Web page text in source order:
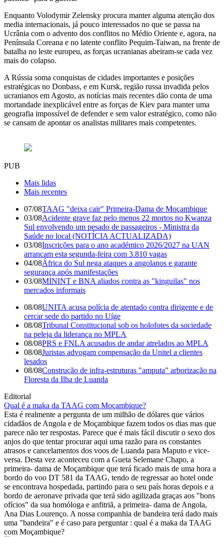
Enquanto Volodymir Zelensky procura manter alguma atenção dos
media internacionais, já pouco interessados no que se passa na
Ucrânia com o advento dos conflitos no Médio Oriente e, agora, na
Península Coreana e no latente conflito Pequim-Taiwan, na frente de
batalha no leste europeu, as forças ucranianas abeiram-se cada vez
mais do colapso.
A Rússia soma conquistas de cidades importantes e posições
estratégicas no Donbass, e em Kursk, região russa invadida pelos
ucranianos em Agosto, as notícias mais recentes dão conta de uma
mortandade inexplicável entre as forças de Kiev para manter uma
geografia impossível de defender e sem valor estratégico, como não
se cansam de apontar os analistas militares mais competentes.
PUB
Mais lidas
Mais recentes
07/08TAAG "deixa cair" Primeira-Dama de Moçambique
03/08Acidente grave faz pelo menos 22 mortos no Kwanza
Sul envolvendo um pesado de passageiros - Ministra da
Saúde no local (NOTÍCIA ACTUALIZADA)
03/08Inscrições para o ano académico 2026/2027 na UAN
arrancam esta segunda-feira com 3.810 vagas
04/08África do Sul nega ataques a angolanos e garante
segurança após manifestações
03/08MININT e BNA aliados contra as "kinguilas" nos
mercados informais
08/08UNITA acusa polícia de atentado contra dirigente e de
cercar sede do partido no Uíge
08/08Tribunal Constitucional sob os holofotes da sociedade
na peleja da liderança no MPLA
08/08PRS e FNLA acusados de andar atrelados ao MPLA
08/08Juristas advogam compensação da Unitel a clientes
lesados
08/08Construção de infra-estruturas "amputa" arborização na
Floresta da Ilha de Luanda
Editorial
Qual é a maka da TAAG com Moçambique?
Esta é realmente a pergunta de um milhão de dólares que vários
cidadãos de Angola e de Moçambique fazem todos os dias mas que
parece não ter respostas. Parece que é mais fácil discutir o sexo dos
anjos do que tentar procurar aqui uma razão para os constantes
atrasos e cancelamentos dos voos de Luanda para Maputo e vice-
versa. Desta vez aconteceu com a Gueta Selemane Chapo, a
primeira- dama de Moçambique que terá ficado mais de uma hora a
bordo do voo DT 581 da TAAG, tendo de regressar ao hotel onde
se encontrava hospedada, partindo para o seu país horas depois e a
bordo de aeronave privada que terá sido agilizada graças aos "bons
ofícios" da sua homóloga e anfitriã, a primeira- dama de Angola,
Ana Dias Lourenço. A nossa companhia de bandeira terá dado mais
uma "bandeira" e é caso para perguntar : qual é a maka da TAAG
com Moçambique?